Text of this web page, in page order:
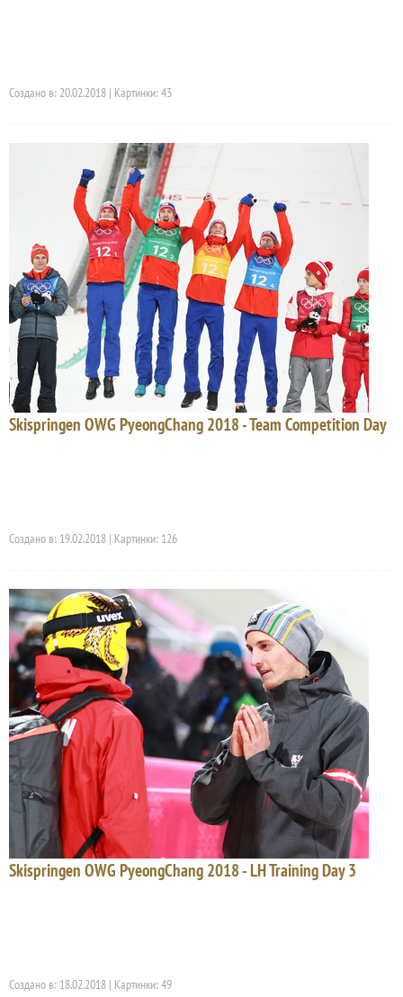
Создано в: 20.02.2018 | Картинки: 43
Skispringen OWG PyeongChang 2018 - Team Competition Day
Создано в: 19.02.2018 | Картинки: 126
Skispringen OWG PyeongChang 2018 - LH Training Day 3
Создано в: 18.02.2018 | Картинки: 49